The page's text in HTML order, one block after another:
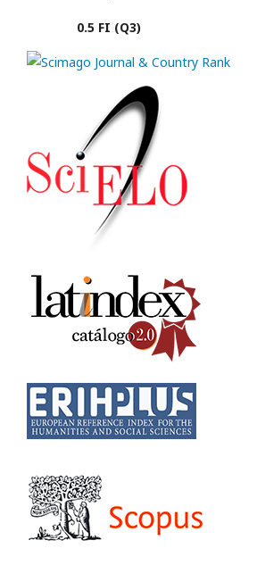
0.5 FI (Q3)